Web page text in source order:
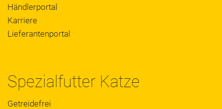
Händlerportal
Karriere
Lieferantenportal
Spezialfutter Katze
Getreidefrei